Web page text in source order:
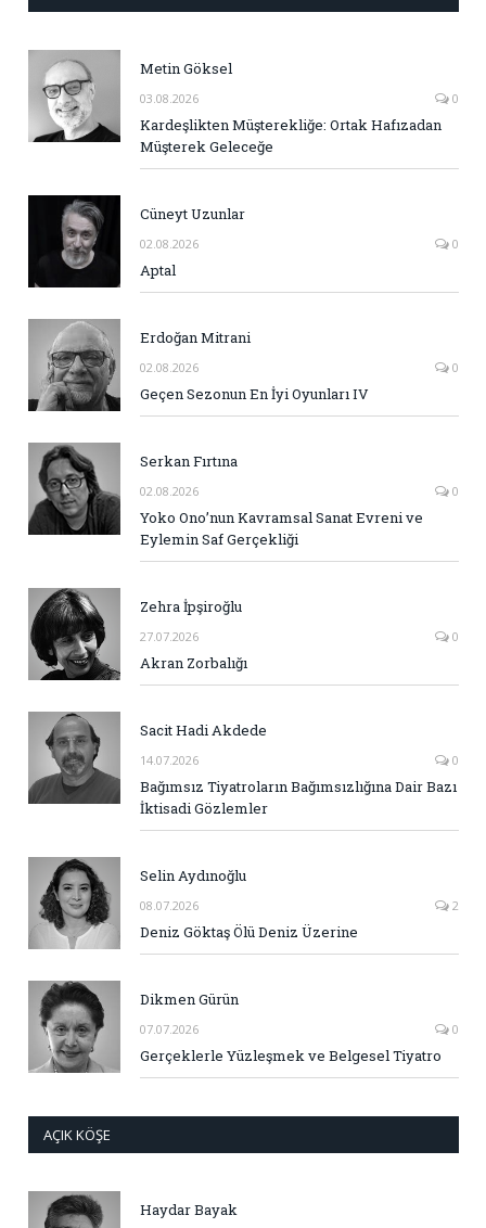
Metin Göksel
03.08.2026 0
Kardeşlikten Müşterekliğe: Ortak Hafızadan
Müşterek Geleceğe
Cüneyt Uzunlar
02.08.2026 0
Aptal
Erdoğan Mitrani
02.08.2026 0
Geçen Sezonun En İyi Oyunları IV
Serkan Fırtına
02.08.2026 0
Yoko Ono’nun Kavramsal Sanat Evreni ve
Eylemin Saf Gerçekliği
Zehra İpşiroğlu
27.07.2026 0
Akran Zorbalığı
Sacit Hadi Akdede
14.07.2026 0
Bağımsız Tiyatroların Bağımsızlığına Dair Bazı
İktisadi Gözlemler
Selin Aydınoğlu
08.07.2026 2
Deniz Göktaş Ölü Deniz Üzerine
Dikmen Gürün
07.07.2026 0
Gerçeklerle Yüzleşmek ve Belgesel Tiyatro
AÇIK KÖŞE
Haydar Bayak